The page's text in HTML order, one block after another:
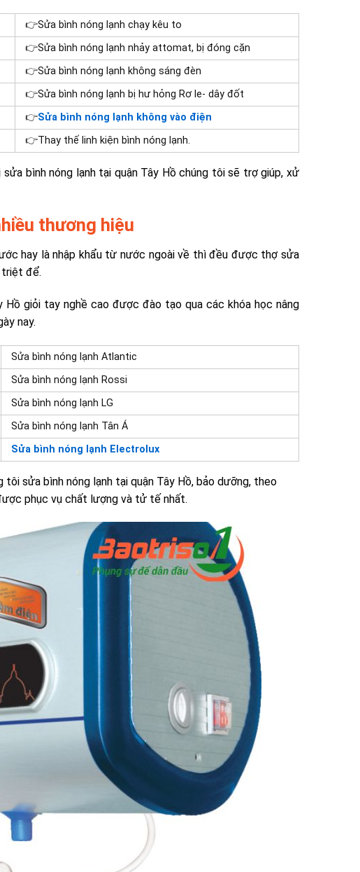
👉Sửa bình nóng lạnh chạy kêu to
👉Sửa bình nóng lạnh nhảy attomat, bị đóng cặn
👉Sửa bình nóng lạnh không sáng đèn
👉Sửa bình nóng lạnh bị hư hỏng Rơ le- dây đốt
👉Sửa bình nóng lạnh không vào điện
👉Thay thế linh kiện bình nóng lạnh.
bình nóng lạnh tại quận Tây Hồ chúng tôi sẽ trợ giúp, xử
thương hiệu
hay là nhập khẩu từ nước ngoài về thì đều được thợ sửa
triệt để.
giỏi tay nghề cao được đào tạo qua các khóa học nâng
nay.
Sửa bình nóng lạnh Atlantic
Sửa bình nóng lạnh Rossi
Sửa bình nóng lạnh LG
Sửa bình nóng lạnh Tân Á
Sửa bình nóng lạnh Electrolux
sửa bình nóng lạnh tại quận Tây Hồ, bảo dưỡng, theo
phục vụ chất lượng và tử tế nhất.